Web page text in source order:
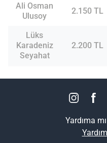
Ali Osman
Ulusoy
2.150 TL
Lüks
Karadeniz
Seyahat
2.200 TL
Yardıma